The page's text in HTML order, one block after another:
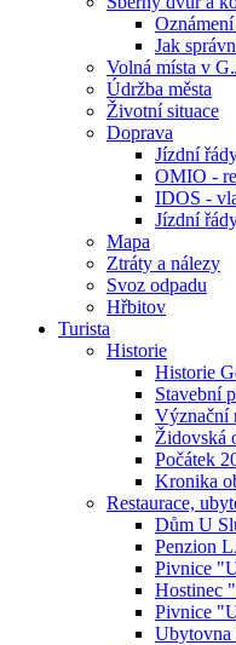
Jak
Volná místa v
Údržba města
Životní situace
Doprava
Jízdní
OMIO -
IDOS -
Jízdní
Mapa
Ztráty a nálezy
Svoz odpadu
Hřbitov
Turista
Historie
Historie
Stavební
Význační
Židovská
Počátek
Kronika
Restaurace,
Dům U
Penzion
Pivnice
Hostinec
Pivnice